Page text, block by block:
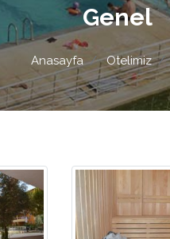
Genel
Anasayfa Otelimiz